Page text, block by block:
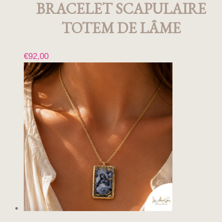
BRACELET SCAPULAIRE
TOTEM DE LÂME
€92,00